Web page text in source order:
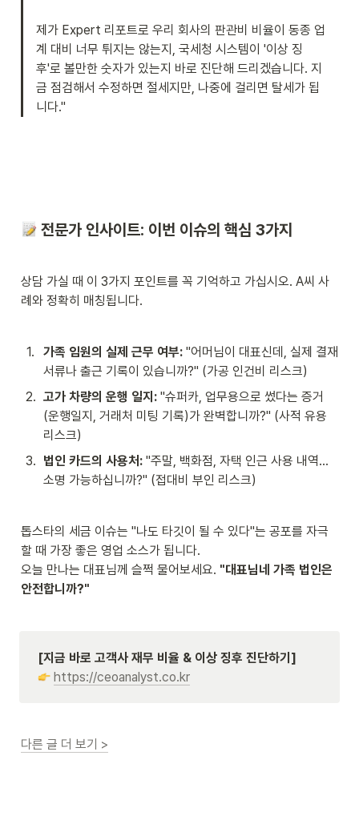
제가 Expert 리포트로 우리 회사의 판관비 비율이 동종 업
계 대비 너무 튀지는 않는지, 국세청 시스템이 '이상 징
후'로 볼만한 숫자가 있는지 바로 진단해 드리겠습니다. 지
금 점검해서 수정하면 절세지만, 나중에 걸리면 탈세가 됩
니다."
전문가 인사이트: 이번 이슈의 핵심 3가지
상담 가실 때 이 3가지 포인트를 꼭 기억하고 가십시오. A씨 사
례와 정확히 매칭됩니다.
1. 가족 임원의 실제 근무 여부: "어머님이 대표신데, 실제 결재
서류나 출근 기록이 있습니까?" (가공 인건비 리스크)
2. 고가 차량의 운행 일지: "슈퍼카, 업무용으로 썼다는 증거
(운행일지, 거래처 미팅 기록)가 완벽합니까?" (사적 유용
리스크)
3. 법인 카드의 사용처: "주말, 백화점, 자택 인근 사용 내역...
소명 가능하십니까?" (접대비 부인 리스크)
톱스타의 세금 이슈는 "나도 타깃이 될 수 있다"는 공포를 자극
할 때 가장 좋은 영업 소스가 됩니다.
오늘 만나는 대표님께 슬쩍 물어보세요. "대표님네 가족 법인은
안전합니까?"
[지금 바로 고객사 재무 비율 & 이상 징후 진단하기]
https://ceoanalyst.co.kr
다른 글 더 보기 >